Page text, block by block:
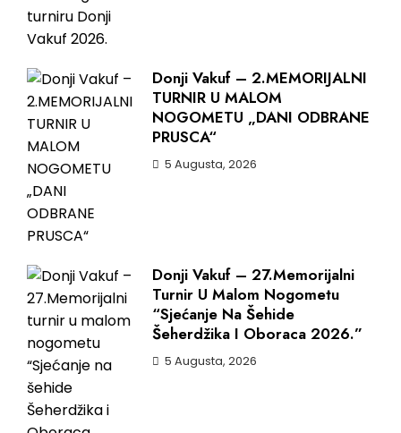
Donji Vakuf – 2.MEMORIJALNI
TURNIR U MALOM
NOGOMETU „DANI ODBRANE
PRUSCA“
5 Augusta, 2026
Donji Vakuf – 27.Memorijalni
Turnir U Malom Nogometu
“Sjećanje Na Šehide
Šeherdžika I Oboraca 2026.”
5 Augusta, 2026